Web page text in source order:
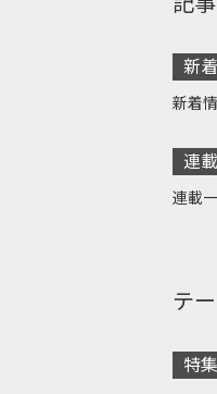
新着
新着
連載
連載
テ
特集